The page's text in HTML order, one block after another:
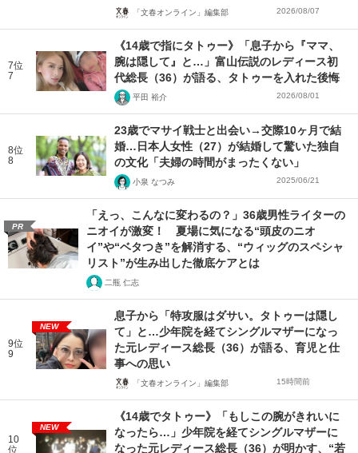
「文春オンライン」編集部 2026/08/07
7位
7
《14歳で指にタトゥー》「息子から『ママ、
腕は隠して』と…」富山伝説のレディース初
代総長（36）が語る、タトゥーを入れた後悔
平田 裕介 2026/08/01
8位
8
23歳でマサイ戦士と出会い→交際10ヶ月で結
婚…日本人女性（27）が結婚して驚いた独自
の文化「夫婦の時間がまったくない」
小泉 なつみ 2025/06/21
PR
「えっ、こんなに変わるの？」36歳男性ライターの
ニオイが激変！ 夏場に気になる“頭皮のニオ
イ”や“ベタつき”を解消する、“ウィッグのスペシャ
リスト”が生み出した徹底ケアとは
二瓶 仁志
9位
9
NEW
息子から「特攻服はダサい。タトゥーは隠し
て」と…少年院を経てシングルマザーになっ
た元レディース総長（36）が語る、育児と仕
事への思い
「文春オンライン」編集部 15時間前
10
位
NEW
《14歳でタトゥー》「もしこの腕がきれいに
なったら…」少年院を経てシングルマザーに
なった元レディース総長（36）が明かす、“若